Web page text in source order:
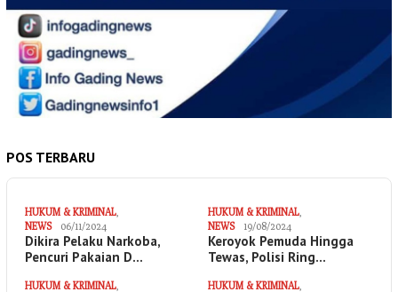
POS TERBARU
HUKUM & KRIMINAL
NEWS
06/11/2024
Dikira Pelaku Narkoba,
Pencuri Pakaian D…
HUKUM & KRIMINAL
NEWS
19/08/2024
Keroyok Pemuda Hingga
Tewas, Polisi Ring…
HUKUM & KRIMINAL HUKUM & KRIMINAL